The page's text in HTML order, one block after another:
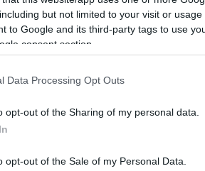
but not limited to your visit or
to Google and its third-party tags to use
consent section.
Data Processing Opt Outs
opt-out of the Sharing of my personal data.
opt-out of the Sale of my Personal Data.
cliccandoqui